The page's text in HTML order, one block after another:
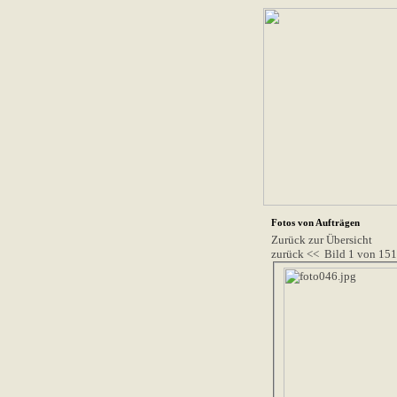
Fotos von Aufträgen
Zurück zur Übersicht
zurück << Bild 1 von